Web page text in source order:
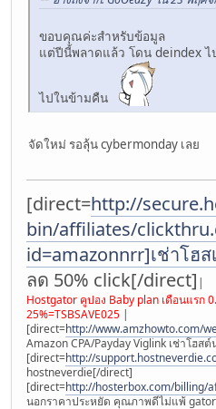
ขอบคุณค่ะสำหรับข้อมูล
แต่ปีนี้พลาดแล้ว โดน deindex ไ
ไปในข้ามคืน
จัดใหม่ รอลุ้น cybermonday เลย
[direct=http://
bin/affiliates/
id=amazonnrr]เช่าโฮส
ลด 50% click[/direct] |
Hostgator คูปอง Baby plan เดือนแรก
25%=TSBSAVE025 |
[direct=http://www.amzhowto.com/
Amazon CPA/Payday Viglink เช่าโฮ
[direct=http://
hostneverdie[/direct]
[direct=http://hosterbox.com/billing/
นอกราคาประหยัด คุณภาพดีไม่แพ้